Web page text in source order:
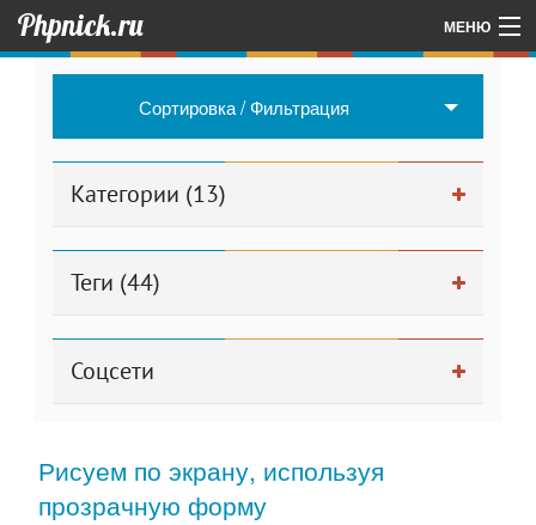
Phpnick.ru МЕНЮ
Главная
Сортировка / Фильтрация
Категории (13)
Теги (44)
Соцсети
Рисуем по экрану, используя
прозрачную форму